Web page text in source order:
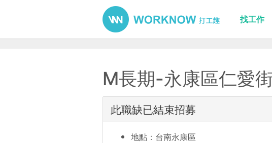
找工作
M長期-永康區仁愛
此職缺已結束招募
地點：台南永康區